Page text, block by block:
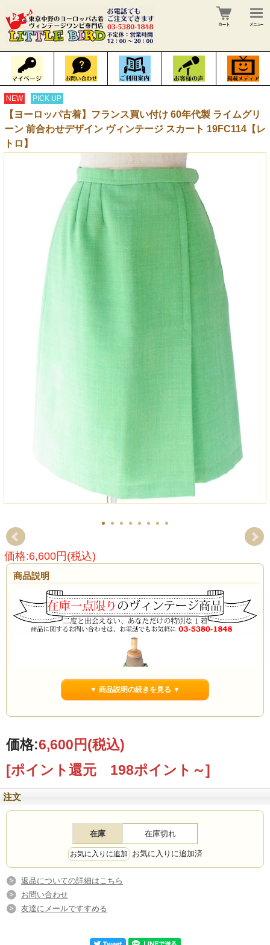
NEW PICK UP
【ヨーロッパ古着】フランス買い付け 60年代製 ライムグリ
ーン 前合わせデザイン ヴィンテージ スカート 19FC114【レ
トロ】
価格:6,600円(税込)
商品説明
▼ 商品説明の続きを見る ▼
価格:6,600円(税込)
[ポイント還元 198ポイント～]
注文
在庫 在庫切れ
お気に入りに追加済
返品についての詳細はこちら
お問い合わせ
友達にメールですすめる